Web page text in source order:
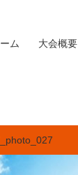
ム 大会概要